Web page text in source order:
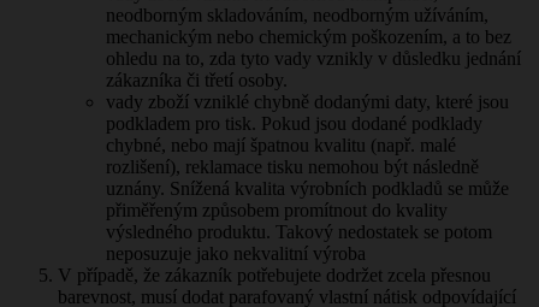
neodborným skladováním, neodborným užíváním,
mechanickým nebo chemickým poškozením, a to bez
ohledu na to, zda tyto vady vznikly v důsledku jednání
zákazníka či třetí osoby.
vady zboží vzniklé chybně dodanými daty, které jsou
podkladem pro tisk. Pokud jsou dodané podklady
chybné, nebo mají špatnou kvalitu (např. malé
rozlišení), reklamace tisku nemohou být následně
uznány. Snížená kvalita výrobních podkladů se může
přiměřeným způsobem promítnout do kvality
výsledného produktu. Takový nedostatek se potom
neposuzuje jako nekvalitní výroba
V případě, že zákazník potřebujete dodržet zcela přesnou
barevnost, musí dodat parafovaný vlastní nátisk odpovídající